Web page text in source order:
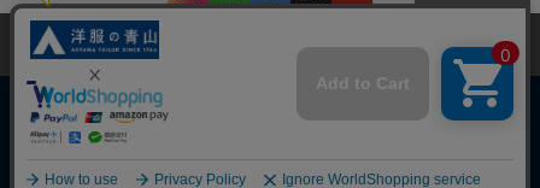
Copyright © AOYAMA TRADING Co.,Ltd. All Rights Reserved
当サイトでは、快適な閲覧体験とコンテンツ改善のためにCookieを使用
しています。閲覧を続けることで、Cookieの使用に同意したものとみな
します。詳細については
同意して閉じる